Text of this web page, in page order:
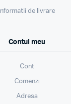
Informatii de livrare
Contul meu
Cont
Comenzi
Adresa